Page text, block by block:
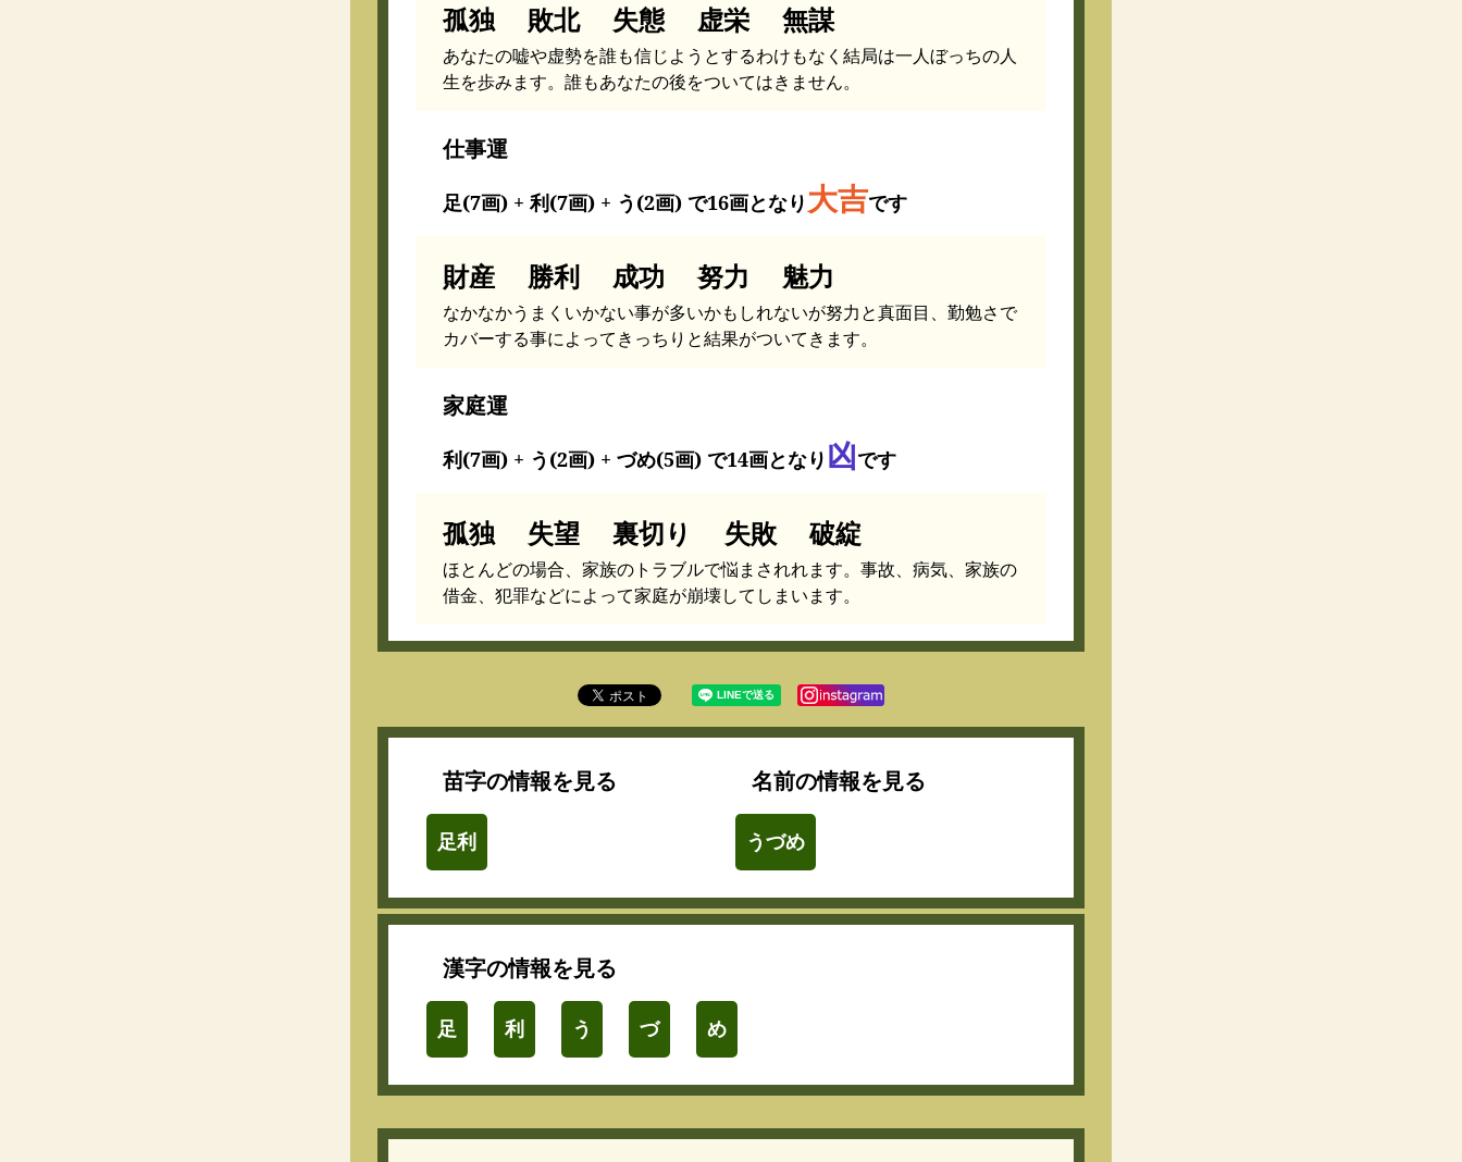
孤独 敗北 失態 虚栄 無謀
あなたの嘘や虚勢を誰も信じようとするわけもなく結局は一人ぼっちの人
生を歩みます。誰もあなたの後をついてはきません。
仕事運
足(7画) + 利(7画) + う(2画) で16画となり 大吉です
財産 勝利 成功 努力 魅力
なかなかうまくいかない事が多いかもしれないが努力と真面目、勤勉さで
カバーする事によってきっちりと結果がついてきます。
家庭運
利(7画) + う(2画) + づめ(5画) で14画となり 凶です
孤独 失望 裏切り 失敗 破綻
ほとんどの場合、家族のトラブルで悩まされれます。事故、病気、家族の
借金、犯罪などによって家庭が崩壊してしまいます。
苗字の情報を見る
足利
名前の情報を見る
うづめ
漢字の情報を見る
足 利 う づ め